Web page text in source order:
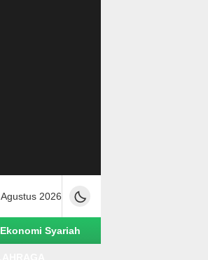
2026
Ekonomi Syariah